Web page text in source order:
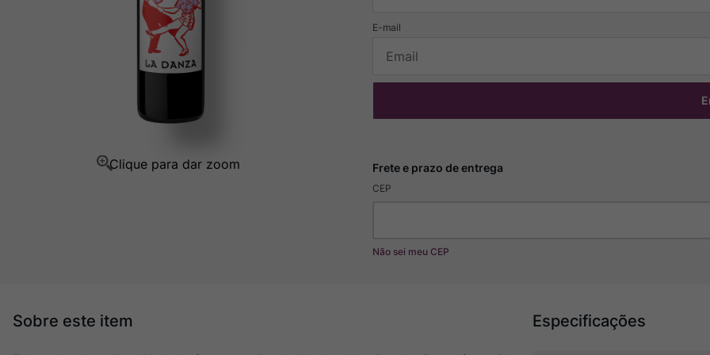
CEP
Não sei meu CEP
Especificações
Champagne